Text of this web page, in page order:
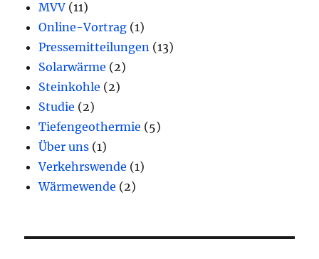
MVV (11)
Online-Vortrag (1)
Pressemitteilungen (13)
Solarwärme (2)
Steinkohle (2)
Studie (2)
Tiefengeothermie (5)
Über uns (1)
Verkehrswende (1)
Wärmewende (2)